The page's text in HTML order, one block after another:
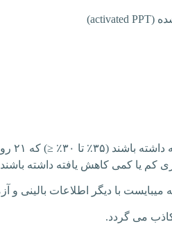
(
activated PPT
)
باشند (۳۵ ٪ تا ۳۰ ٪ ≥
)
میبایست با دیگر اطلاعات بالینی و
کاذب می گردد.